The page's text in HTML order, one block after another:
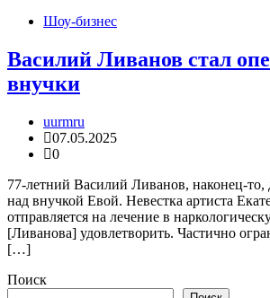
Шоу-бизнес
Василий Ливанов стал
внучки
uurmru
07.05.2025
0
77-летний Василий Ливанов, наконец-то,
над внучкой Евой. Невестка артиста
отправляется на лечение в
[Ливанова] удовлетворить. Частично
[…]
Поиск